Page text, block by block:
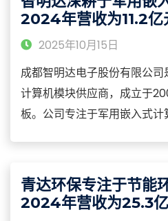
品、个人护理等领域的核心营
2024年营收为11.2亿
2025年10月15日
成都智明达电子股份有限公
计算机模块供应商，成立于
板。公司专注于军用嵌入式计
载、弹载、舰载及地面装备
青达环保专注于节能
2024年营收为25.3